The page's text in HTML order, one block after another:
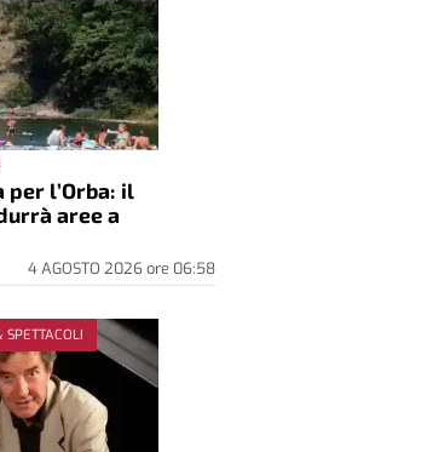
l’Orba: il
aree a
4 AGOSTO 2026ore 06:58
SPETTACOLI